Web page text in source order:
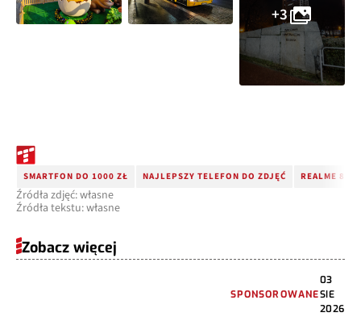
+3
SMARTFON DO 1000 ZŁ NAJLEPSZY TELEFON DO ZDJĘĆ REALME 8
Źródła zdjęć: własne
Źródła tekstu: własne
Zobacz więcej
SPONSOROWANE
03
SIE
2026